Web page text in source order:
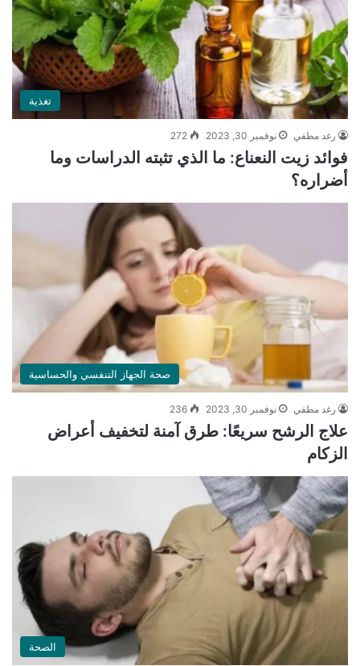
تغذية
رغد مطفي نوفمبر 30, 2023 272
فوائد زيت النعناع: ما الذي تثبته الدراسات وما
أضراره؟
صحة الجهاز التنفسي والحساسية
رغد مطفي نوفمبر 30, 2023 236
علاج الرشح سريعًا: طرق آمنة لتخفيف أعراض
الزكام
الصحة